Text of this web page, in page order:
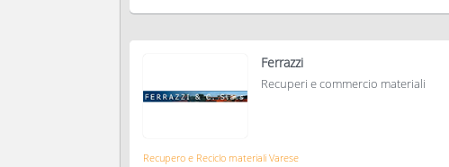
Ferrazzi
Recuperi e commercio materiali
Recupero e Reciclo materiali Varese